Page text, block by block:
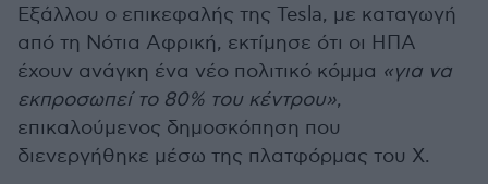
Εξάλλου ο επικεφαλής της Tesla, με καταγωγή
από τη Νότια Αφρική, εκτίμησε ότι οι ΗΠΑ
έχουν ανάγκη ένα νέο πολιτικό κόμμα «για να
εκπροσωπεί το 80% του κέντρου»,
επικαλούμενος δημοσκόπηση που
διενεργήθηκε μέσω της πλατφόρμας του Χ.